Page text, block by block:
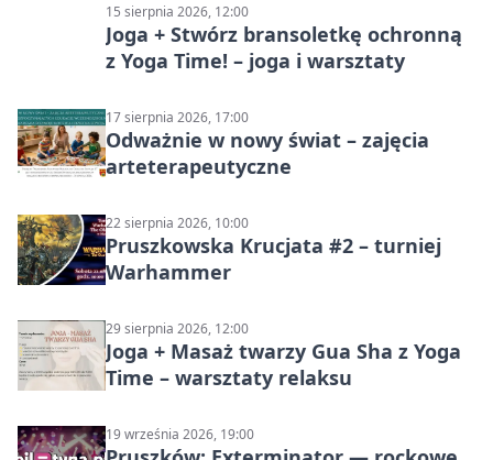
15 sierpnia 2026, 12:00
Joga + Stwórz bransoletkę ochronną
z Yoga Time! – joga i warsztaty
17 sierpnia 2026, 17:00
Odważnie w nowy świat – zajęcia
arteterapeutyczne
22 sierpnia 2026, 10:00
Pruszkowska Krucjata #2 – turniej
Warhammer
29 sierpnia 2026, 12:00
Joga + Masaż twarzy Gua Sha z Yoga
Time – warsztaty relaksu
19 września 2026, 19:00